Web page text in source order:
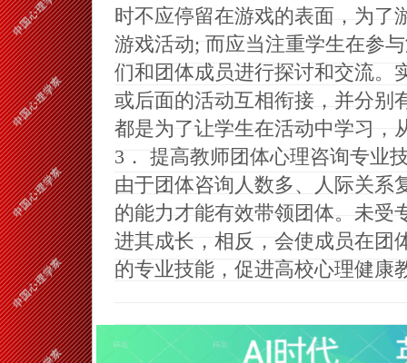
时不应停留在游戏的表面，为了
游戏活动; 而应当注重学生在参
们和团体成员进行探讨和交流。
或后面的活动互相衔接，并分别
都是为了让学生在活动中学习，
3 ． 提高教师团体心理咨询专业
由于团体咨询人数多、
人际关系
的能力才能有效带领团体。 未受
进其成长，相反，会使成员在团
的专业技能，促进高校心理健康